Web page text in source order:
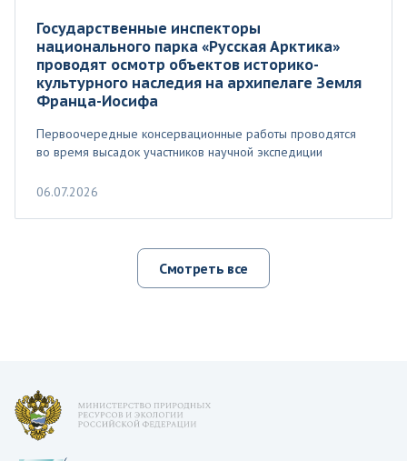
Государственные инспекторы
национального парка «Русская Арктика»
проводят осмотр объектов историко-
культурного наследия на архипелаге Земля
Франца-Иосифа
Первоочередные консервационные работы проводятся
во время высадок участников научной экспедиции
06.07.2026
Смотреть все